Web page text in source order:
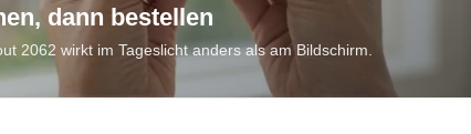
dann bestellen
2062 wirkt im Tageslicht anders als am Bildschirm.